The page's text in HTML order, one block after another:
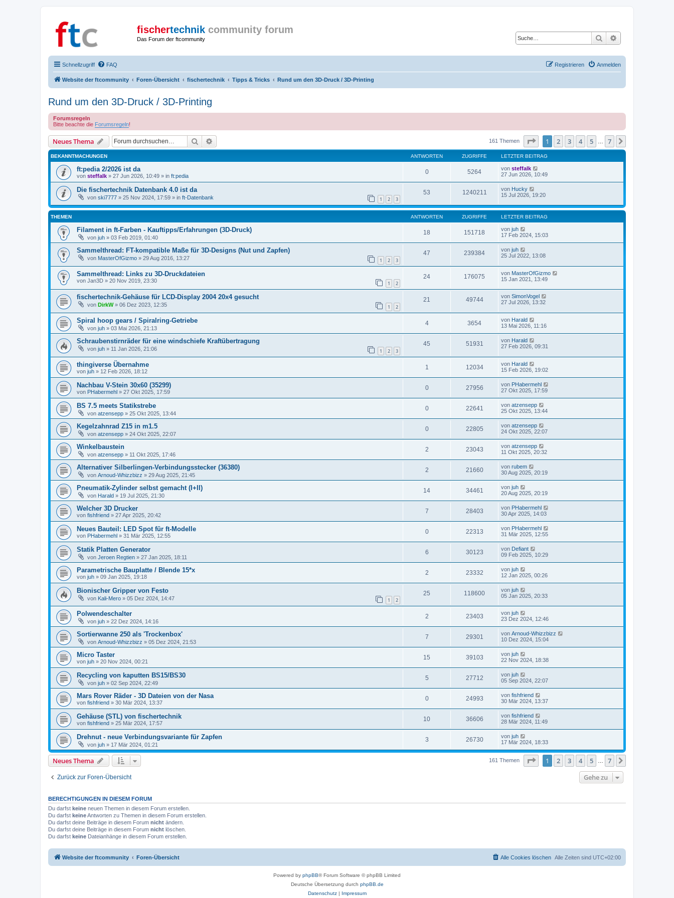
fischertechnik community forum
Das Forum der ftcommunity Suche
Schnellzugriff FAQ Anmelden
Registrieren
Website der ftcommunity Foren-Übersicht fischertechnik Tipps & Tricks Rund um den 3D-Druck / 3D-Printing
Rund um den 3D-Druck / 3D-Printing
Forumsregeln
Bitte beachte die Forumsregeln!
Neues Thema Suche 161 Themen Seite von7
1 2 3 4 5 7
BEKANNTMACHUNGEN ANTWORTEN ZUGRIFFE LETZTER BEITRAG
ft:pedia 2/2026 ist da
von steffalk » 27 Jun 2026, 10:49 » in ft:pedia
0 5264 von steffalk
27 Jun 2026, 10:49
Die fischertechnik Datenbank 4.0 ist da
von ski7777 » 25 Nov 2024, 17:59 » in ft-Datenbank 1 2 3
53 1240211 von Hucky
15 Jul 2026, 19:20
THEMEN ANTWORTEN ZUGRIFFE LETZTER BEITRAG
Filament in ft-Farben - Kauftipps/Erfahrungen (3D-Druck)
von juh » 03 Feb 2019, 01:40
18 151718 von juh
17 Feb 2024, 15:03
Sammelthread: FT-kompatible Maße für 3D-Designs (Nut und Zapfen)
von MasterOfGizmo » 29 Aug 2016, 13:27 1 2 3
47 239384 von juh
25 Jul 2022, 13:08
Sammelthread: Links zu 3D-Druckdateien
von Jan3D » 20 Nov 2019, 23:30 1 2
24 176075 von MasterOfGizmo
15 Jan 2021, 13:49
fischertechnik-Gehäuse für LCD-Display 2004 20x4 gesucht
von DirkW» 06 Dez 2023, 12:35 1 2
21 49744 von SimonVogel
27 Jul 2026, 13:32
Spiral hoop gears / Spiralring-Getriebe
von juh » 03 Mai 2026, 21:13
4 3654 von Harald
13 Mai 2026, 11:16
Schraubenstirnräder für eine windschiefe Kraftübertragung
von juh » 11 Jan 2026, 21:06 1 2 3
45 51931 von Harald
27 Feb 2026, 09:31
thingiverse Übernahme
von juh » 12 Feb 2026, 18:12
1 12034 von Harald
15 Feb 2026, 19:02
Nachbau V-Stein 30x60 (35299)
von PHabermehl » 27 Okt 2025, 17:59
0 27956 von PHabermehl
27 Okt 2025, 17:59
BS 7.5 meets Statikstrebe
von atzensepp » 25 Okt 2025, 13:44
0 22641 von atzensepp
25 Okt 2025, 13:44
Kegelzahnrad Z15 in m1.5
von atzensepp » 24 Okt 2025, 22:07
0 22805 von atzensepp
24 Okt 2025, 22:07
Winkelbaustein
von atzensepp » 11 Okt 2025, 17:46
2 23043 von atzensepp
11 Okt 2025, 20:32
Alternativer Silberlingen-Verbindungsstecker (36380)
von Arnoud-Whizzbizz » 29 Aug 2025, 21:45
2 21660 von rubem
30 Aug 2025, 20:19
Pneumatik-Zylinder selbst gemacht (I+II)
von Harald » 19 Jul 2025, 21:30
14 34461 von juh
20 Aug 2025, 20:19
Welcher 3D Drucker
von fishfriend » 27 Apr 2025, 20:42
7 28403 von PHabermehl
30 Apr 2025, 14:03
Neues Bauteil: LED Spot für ft-Modelle
von PHabermehl » 31 Mär 2025, 12:55
0 22313 von PHabermehl
31 Mär 2025, 12:55
Statik Platten Generator
von Jeroen Regtien » 27 Jan 2025, 18:11
6 30123 von Defiant
09 Feb 2025, 10:29
Parametrische Bauplatte / Blende 15*x
von juh » 09 Jan 2025, 19:18
2 23332 von juh
12 Jan 2025, 00:26
Bionischer Gripper von Festo
von Kali-Mero » 05 Dez 2024, 14:47 1 2
25 118600 von juh
05 Jan 2025, 20:33
Polwendeschalter
von juh » 22 Dez 2024, 14:16
2 23403 von juh
23 Dez 2024, 12:46
Sortierwanne 250 als 'Trockenbox'
von Arnoud-Whizzbizz » 05 Dez 2024, 21:53
7 29301 von Arnoud-Whizzbizz
10 Dez 2024, 15:04
Micro Taster
von juh » 20 Nov 2024, 00:21
15 39103 von juh
22 Nov 2024, 18:38
Recycling von kaputten BS15/BS30
von juh » 02 Sep 2024, 22:49
5 27712 von juh
05 Sep 2024, 22:07
Mars Rover Räder - 3D Dateien von der Nasa
von fishfriend » 30 Mär 2024, 13:37
0 24993 von fishfriend
30 Mär 2024, 13:37
Gehäuse (STL) von fischertechnik
von fishfriend » 25 Mär 2024, 17:57
10 36606 von fishfriend
28 Mär 2024, 11:49
Drehnut - neue Verbindungsvariante für Zapfen
von juh » 17 Mär 2024, 01:21
3 26730 von juh
17 Mär 2024, 18:33
Neues Thema 161 Themen Seite von7
1 2 3 4 5 7
Zurück zur Foren-Übersicht Gehe zu
BERECHTIGUNGEN IN DIESEM FORUM
Du darfst keine neuen Themen in diesem Forum erstellen.
Du darfst keineAntworten zu Themen in diesem Forum erstellen.
Du darfst deine Beiträge in diesem Forum nicht ändern.
Du darfst deine Beiträge in diesem Forum nicht löschen.
Du darfst keine Dateianhänge in diesem Forum erstellen.
Website der ftcommunity Foren-Übersicht Alle Zeiten sind UTC+02:00
Alle Cookies löschen
Powered by phpBB® Forum Software © phpBB Limited
Deutsche Übersetzung durch phpBB.de
Datenschutz| Impressum